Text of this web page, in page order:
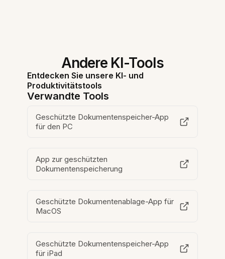
Andere KI-Tools
Entdecken Sie unsere KI- und
Produktivitätstools
Verwandte Tools
Geschützte Dokumentenspeicher-App
für den PC
App zur geschützten
Dokumentenspeicherung
Geschützte Dokumentenablage-App für
MacOS
Geschützte Dokumentenspeicher-App
für iPad